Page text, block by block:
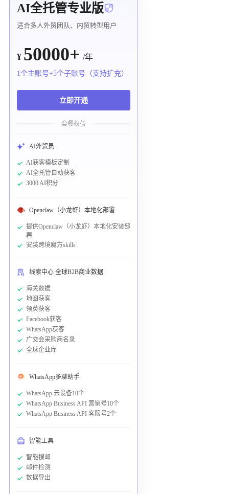
AI全托管专业版
适合多人外贸团队、内贸转型用户
¥ 50000+ /年
1个主账号+5个子账号（支持扩充）
立即开通
套餐权益
AI外贸员
AI获客模板定制
AI全托管自动获客
3000 AI积分
Openclaw（小龙虾）本地化部署
提供Openclaw（小龙虾）本地化安装部
署
安装跨境魔方skills
线索中心 全球B2B商业数据
海关数据
地图获客
领英获客
Facebook获客
WhatsApp获客
广交会采购商名录
全球企业库
WhatsApp多聊助手
WhatsApp 云设备10个
WhatsApp Business API 营销号10个
WhatsApp Business API 客服号2个
智能工具
智能搜邮
邮件检测
数据导出